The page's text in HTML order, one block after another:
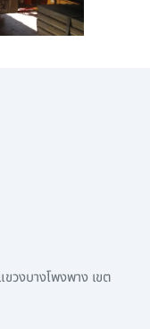
วงบางโพงพาง เขต